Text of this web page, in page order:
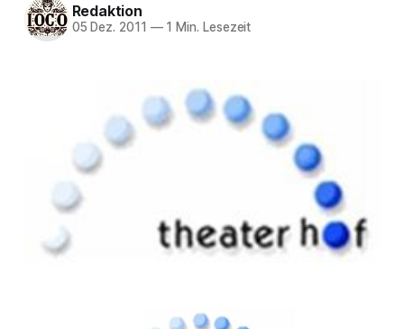
Redaktion
05 Dez. 2011 —1 Min. Lesezeit